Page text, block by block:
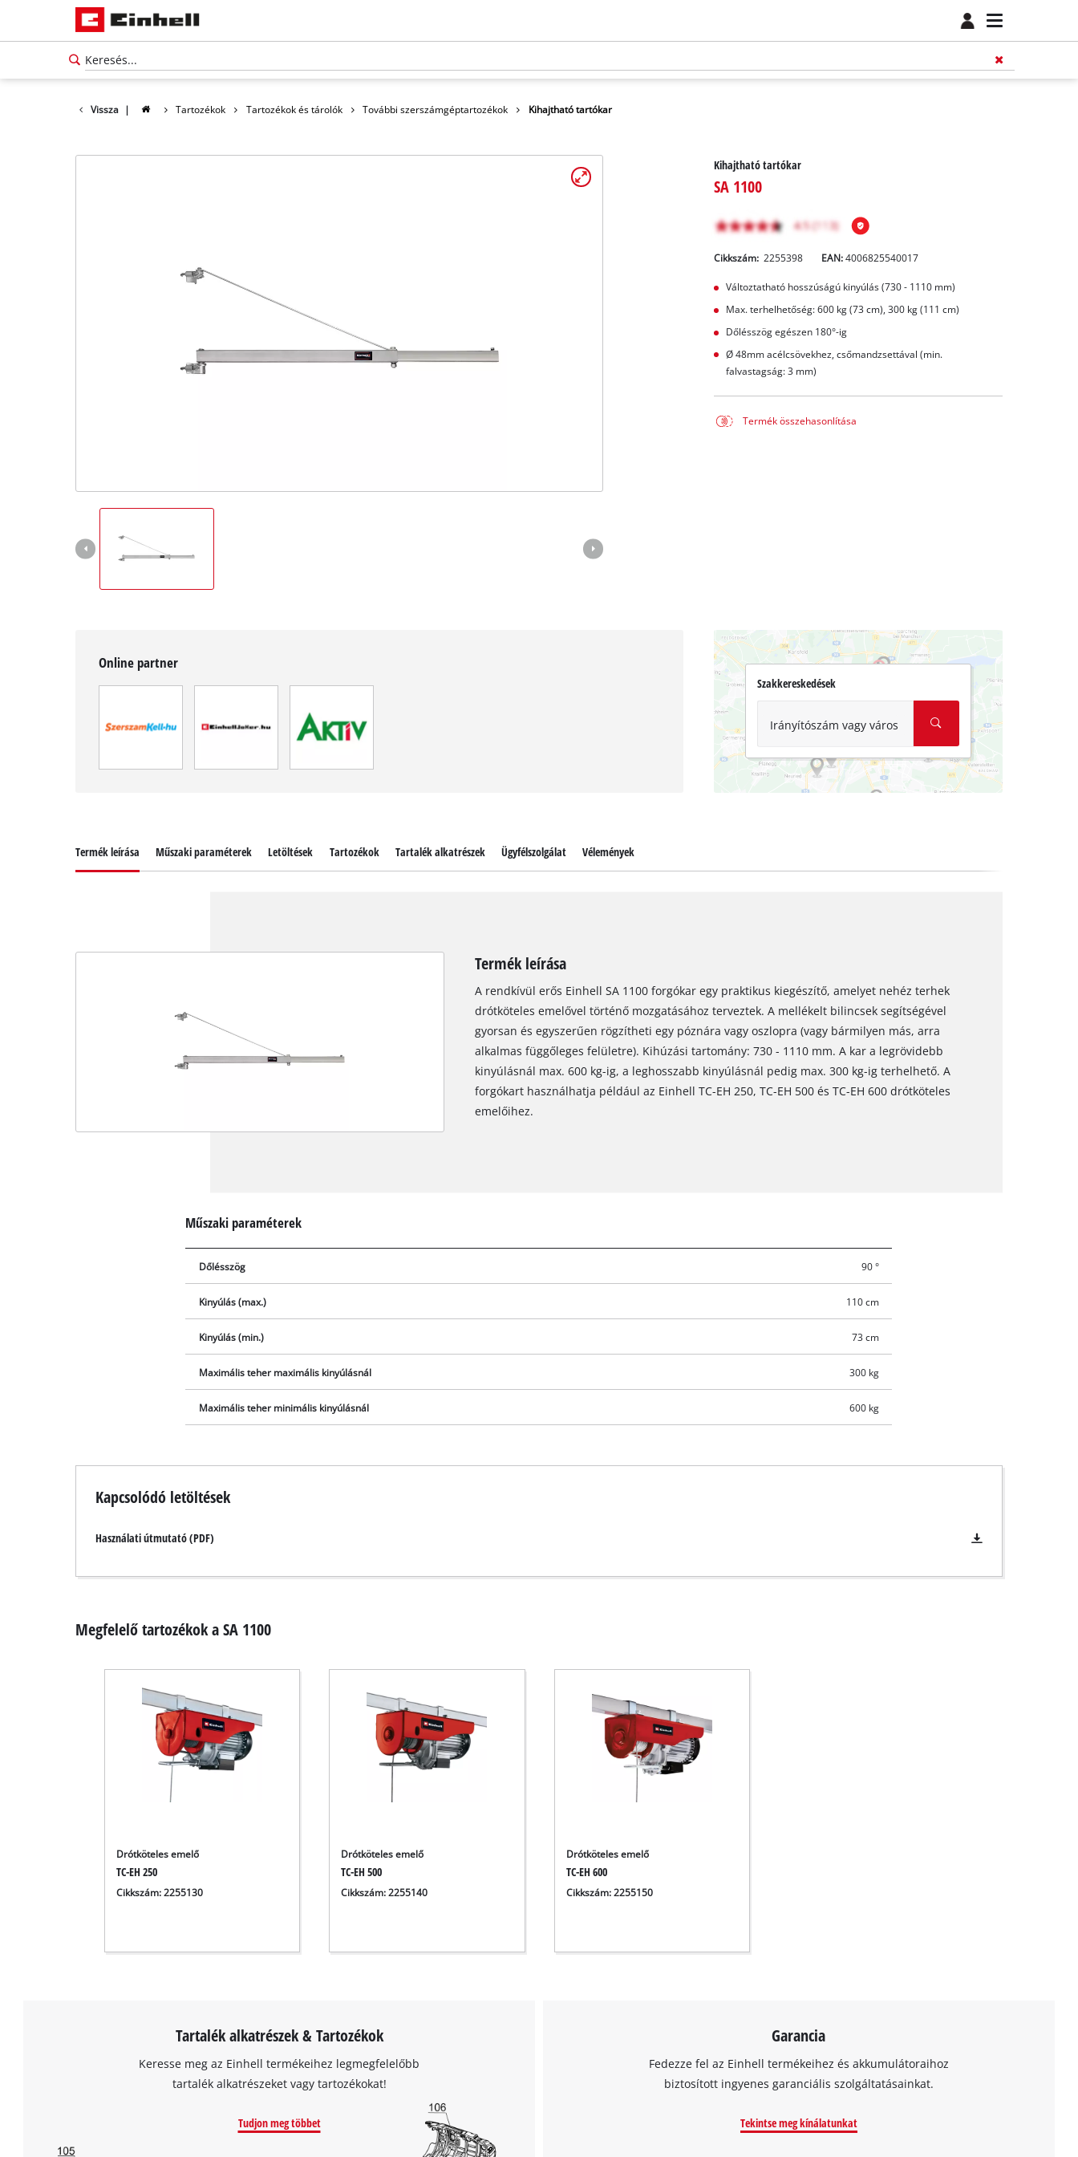
Vissza | Tartozékok Tartozékok és tárolók További szerszámgéptartozékok Kihajtható tartókar
Kihajtható tartókar
SA 1100
Cikkszám: 2255398 EAN:4006825540017
Változtatható hosszúságú kinyúlás (730 - 1110 mm)
Max. terhelhetőség: 600 kg (73 cm), 300 kg (111 cm)
Dőlésszög egészen 180°-ig
Ø 48mm acélcsövekhez, csőmandzsettával (min.
falvastagság: 3 mm)
Termék összehasonlítása
Online partner
Szakkereskedések
Irányítószám vagy város
A Google Maps szolgáltatás betöltéséhez
szükségünk van az Ön jóváhagyására!
This content is not permitted to load due
to trackers that are not disclosed to the
visitor. The website owner needs to setup
Usercentrics Consent
Termék leírása Műszaki paraméterek Letöltések Tartozékok Tartalék alkatrészek Ügyfélszolgálat Vélemények
Termék leírása
A rendkívül erős Einhell SA 1100 forgókar egy praktikus kiegészítő, amelyet nehéz terhek
drótköteles emelővel történő mozgatásához terveztek. A mellékelt bilincsek segítségével
gyorsan és egyszerűen rögzítheti egy póznára vagy oszlopra (vagy bármilyen más, arra
alkalmas függőleges felületre). Kihúzási tartomány: 730 - 1110 mm. A kar a legrövidebb
kinyúlásnál max. 600 kg-ig, a leghosszabb kinyúlásnál pedig max. 300 kg-ig terhelhető. A
forgókart használhatja például az Einhell TC-EH 250, TC-EH 500 és TC-EH 600 drótköteles
emelőihez.
Műszaki paraméterek
Dőlésszög 90 °
Kinyúlás (max.) 110 cm
Kinyúlás (min.) 73 cm
Maximális teher maximális kinyúlásnál 300 kg
Maximális teher minimális kinyúlásnál 600 kg
Kapcsolódó letöltések
Használati útmutató (PDF)
Megfelelő tartozékok a SA 1100
Drótköteles emelő
TC-EH 250
Cikkszám: 2255130
Drótköteles emelő
TC-EH 500
Cikkszám: 2255140
Drótköteles emelő
TC-EH 600
Cikkszám: 2255150
Tartalék alkatrészek & Tartozékok
Keresse meg az Einhell termékeihez legmegfelelőbb
tartalék alkatrészeket vagy tartozékokat!
Tudjon meg többet
Garancia
Fedezze fel az Einhell termékeihez és akkumulátoraihoz
biztosított ingyenes garanciális szolgáltatásainkat.
Tekintse meg kínálatunkat